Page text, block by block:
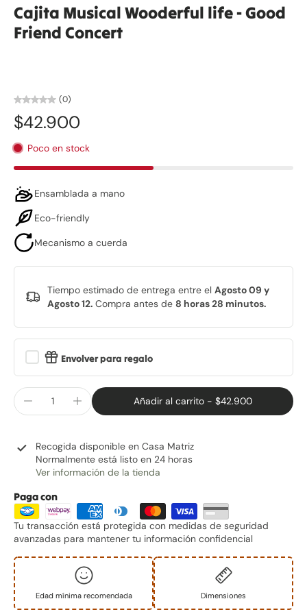
Cajita Musical Wooderful life - Good
Friend Concert
(0)
$42.900
Poco en stock
Ensamblada a mano
Eco-friendly
Mecanismo a cuerda
Tiempo estimado de entrega entre el Agosto 09 y
Agosto 12. Compra antes de 8 horas 28 minutos.
Envolver para regalo
Añadir al carrito - $42.900
Recogida disponible en Casa Matriz
Normalmente está listo en 24 horas
Ver información de la tienda
Paga con
Tu transacción está protegida con medidas de seguridad
avanzadas para mantener tu información confidencial
Edad mínima recomendada Dimensiones